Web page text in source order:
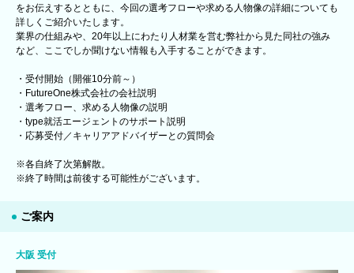
をお伝えするとともに、今回の選考フローや求める人物像の詳細についても
詳しくご紹介いたします。
業界の仕組みや、20年以上にわたり人材業を営む弊社から見た同社の強み
など、ここでしか聞けない情報も入手することができます。
・受付開始（開催10分前～）
・FutureOne株式会社の会社説明
・選考フロー、求める人物像の説明
・type就活エージェントのサポート説明
・応募受付／キャリアアドバイザーとの質問会
※各自終了次第解散。
※終了時間は前後する可能性がございます。
ご案内
大阪 受付